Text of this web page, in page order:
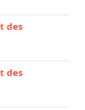
des
des